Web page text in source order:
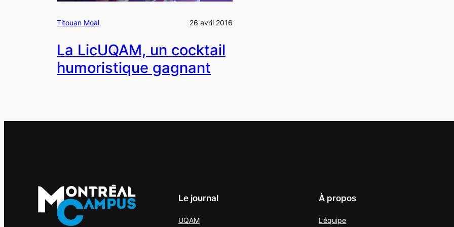
Titouan Moal 26 avril 2016
La LicUQAM, un cocktail
humoristique gagnant
Le journal
UQAM
À propos
L’équipe